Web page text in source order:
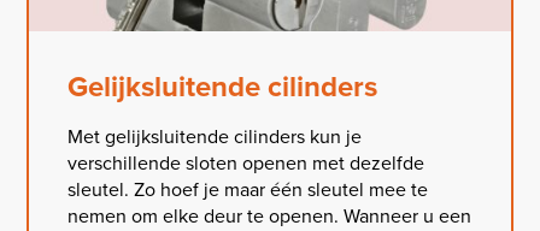
Gelijksluitende cilinders
Met gelijksluitende cilinders kun je
verschillende sloten openen met dezelfde
sleutel. Zo hoef je maar één sleutel mee te
nemen om elke deur te openen. Wanneer u een